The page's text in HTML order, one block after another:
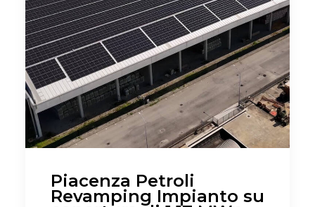
Piacenza Petroli
Revamping Impianto su